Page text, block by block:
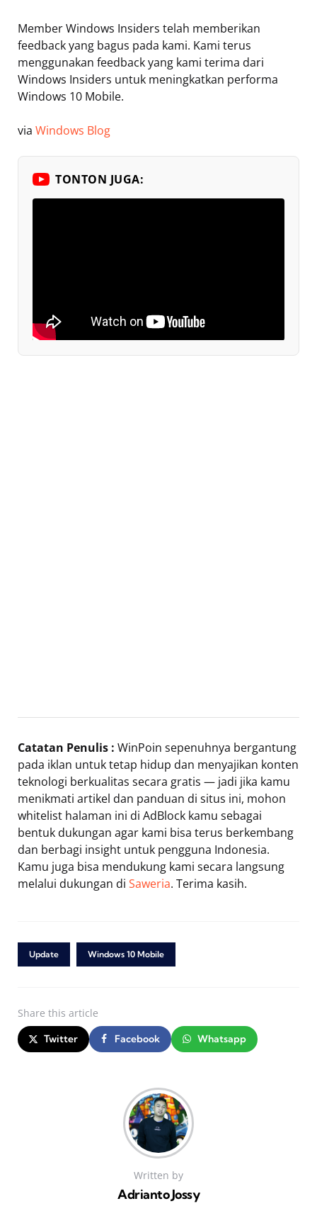
Member Windows Insiders telah memberikan
feedback yang bagus pada kami. Kami terus
menggunakan feedback yang kami terima dari
Windows Insiders untuk meningkatkan performa
Windows 10 Mobile.
via Windows Blog
TONTON JUGA:
Catatan Penulis : WinPoin sepenuhnya bergantung
pada iklan untuk tetap hidup dan menyajikan konten
teknologi berkualitas secara gratis — jadi jika kamu
menikmati artikel dan panduan di situs ini, mohon
whitelist halaman ini di AdBlock kamu sebagai
bentuk dukungan agar kami bisa terus berkembang
dan berbagi insight untuk pengguna Indonesia.
Kamu juga bisa mendukung kami secara langsung
melalui dukungan di Saweria. Terima kasih.
Update Windows 10 Mobile
Share this article
Twitter Facebook Whatsapp
Written by
Adrianto Jossy